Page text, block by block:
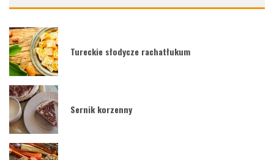
Tureckie słodycze rachatłukum
Sernik korzenny